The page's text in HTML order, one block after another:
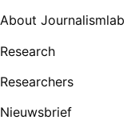
About Journalismlab
Research
Researchers
Nieuwsbrief